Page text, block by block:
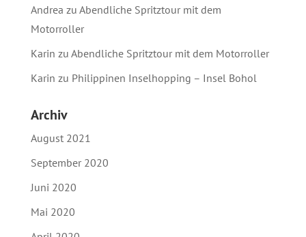
Andrea zu Abendliche Spritztour mit dem
Motorroller
Karin zu Abendliche Spritztour mit dem Motorroller
Karin zu Philippinen Inselhopping – Insel Bohol
Archiv
August 2021
September 2020
Juni 2020
Mai 2020